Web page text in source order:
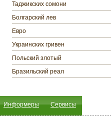
Таджикских сомони
Болгарский лев
Евро
Украинских гривен
Польский злотый
Бразильский реал
Информеры Сервисы